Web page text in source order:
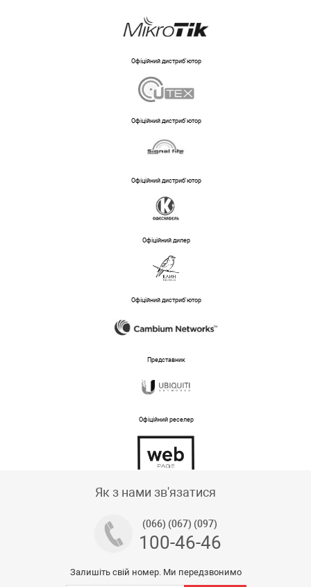
Офіційний дистриб'ютор
Офіційний дистриб'ютор
Офіційний дистриб'ютор
Офіційний дилер
Офіційний дистриб'ютор
Представник
Офіційний реселер
Як з нами зв'язатися
(066) (067) (097)
100-46-46
Залишіть свій номер. Ми передзвонимо